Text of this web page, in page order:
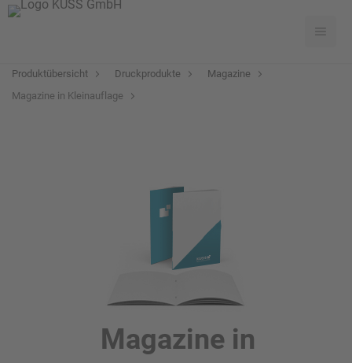
Produktübersicht Druckprodukte
Magazine
Magazine in Kleinauflage
Magazine in